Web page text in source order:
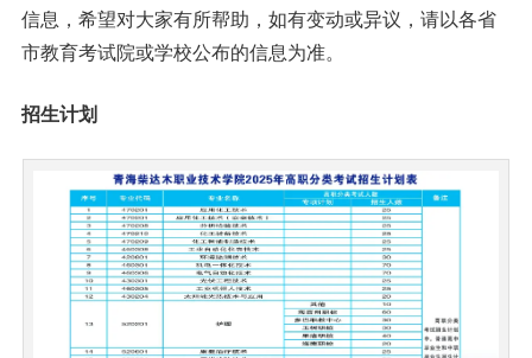
信息，希望对大家有所帮助，如有变动或异议，请以各省
市教育考试院或学校公布的信息为准。
招生计划